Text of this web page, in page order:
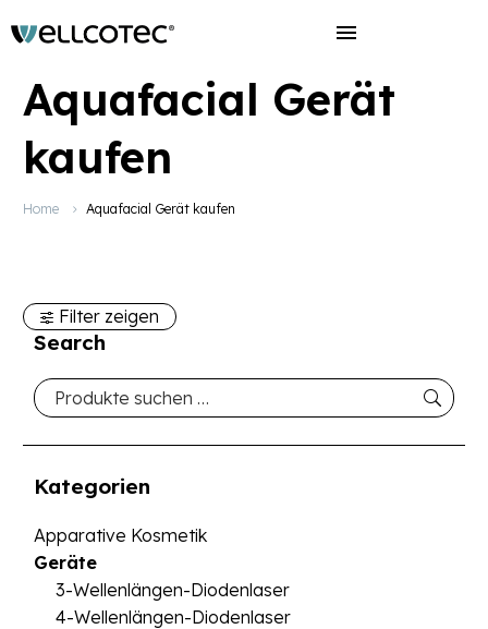
Aquafacial Gerät
kaufen
Home Aquafacial Gerät kaufen
Filter zeigen
Search
Kategorien
Apparative Kosmetik
Geräte
3-Wellenlängen-Diodenlaser
4-Wellenlängen-Diodenlaser